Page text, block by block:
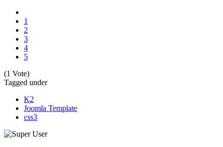
1
2
3
4
5
(1 Vote)
Tagged under
K2
Joomla Template
css3